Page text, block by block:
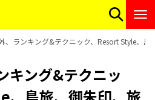
、ランキング&テクニック、Resort Style、
キング&テクニッ